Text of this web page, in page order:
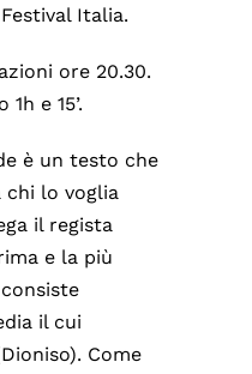
Italia.
ore 20.30.
e 15’.
è un testo che
chi lo voglia
il regista
e la più
il cui
Come